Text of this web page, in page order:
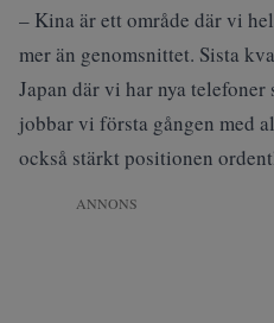
– Kina är ett område där vi
mer än genomsnittet. Sista
Japan där vi har nya
jobbar vi första gången med
också stärkt positionen
ANNONS